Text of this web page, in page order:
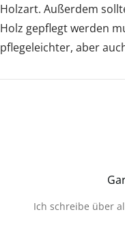
Holzart. Außerdem
Holz gepflegt werden
pflegeleichter, aber
Ich schreibe über